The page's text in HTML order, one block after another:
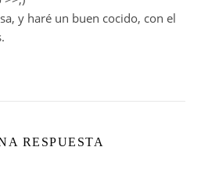
y haré un buen cocido, con el
RESPUESTA